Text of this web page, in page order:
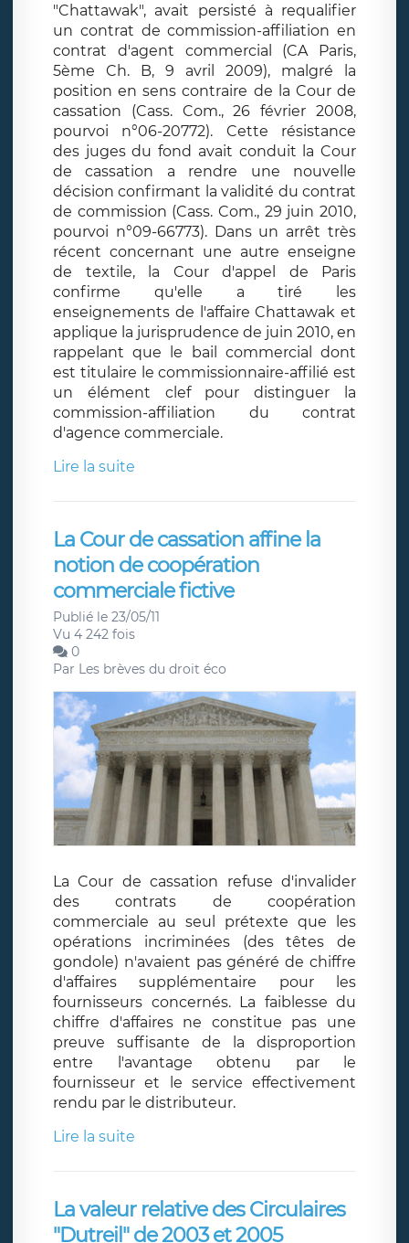
"Chattawak", avait persisté à requalifier
un contrat de commission-affiliation en
contrat d'agent commercial (CA Paris,
5ème Ch. B, 9 avril 2009), malgré la
position en sens contraire de la Cour de
cassation (Cass. Com., 26 février 2008,
pourvoi n°06-20772). Cette résistance
des juges du fond avait conduit la Cour
de cassation a rendre une nouvelle
décision confirmant la validité du contrat
de commission (Cass. Com., 29 juin 2010,
pourvoi n°09-66773). Dans un arrêt très
récent concernant une autre enseigne
de textile, la Cour d'appel de Paris
confirme qu'elle a tiré les
enseignements de l'affaire Chattawak et
applique la jurisprudence de juin 2010, en
rappelant que le bail commercial dont
est titulaire le commissionnaire-affilié est
un élément clef pour distinguer la
commission-affiliation du contrat
d'agence commerciale.
Lire la suite
La Cour de cassation affine la
notion de coopération
commerciale fictive
Publié le 23/05/11
Vu 4 242 fois
0
Par Les brèves du droit éco
La Cour de cassation refuse d'invalider
des contrats de coopération
commerciale au seul prétexte que les
opérations incriminées (des têtes de
gondole) n'avaient pas généré de chiffre
d'affaires supplémentaire pour les
fournisseurs concernés. La faiblesse du
chiffre d'affaires ne constitue pas une
preuve suffisante de la disproportion
entre l'avantage obtenu par le
fournisseur et le service effectivement
rendu par le distributeur.
Lire la suite
La valeur relative des Circulaires
"Dutreil" de 2003 et 2005